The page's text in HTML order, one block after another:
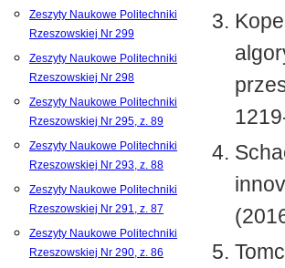
Zeszyty Naukowe Politechniki
Rzeszowskiej Nr 299
Zeszyty Naukowe Politechniki
Rzeszowskiej Nr 298
Zeszyty Naukowe Politechniki
Rzeszowskiej Nr 295, z. 89
Zeszyty Naukowe Politechniki
Rzeszowskiej Nr 293, z. 88
Zeszyty Naukowe Politechniki
Rzeszowskiej Nr 291, z. 87
Zeszyty Naukowe Politechniki
Rzeszowskiej Nr 290, z. 86